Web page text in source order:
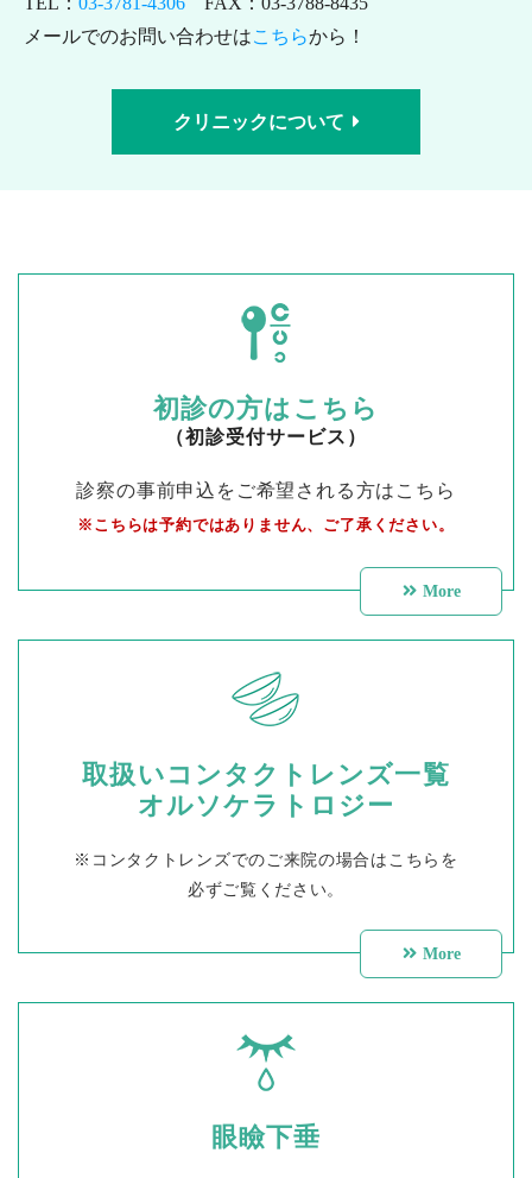
メールでのお問い合わせはこちらから！
クリニックについて
初診の方はこちら
（初診受付サービス）
診察の事前申込をご希望される方はこちら
※こちらは予約ではありません、ご了承ください。
More
取扱いコンタクトレンズ一覧
オルソケラトロジー
※コンタクトレンズでのご来院の場合はこちらを
必ずご覧ください。
More
眼瞼下垂